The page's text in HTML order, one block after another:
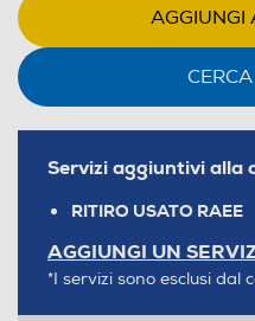
AGGIUNGI
Servizi aggiuntivi alla
RITIRO USATO RAEE
AGGIUNGI UN
*I servizi sono esclusi dal